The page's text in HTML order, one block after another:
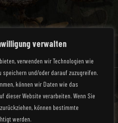
verwalten
verwenden wir Technologien wie
speichern und/oder darauf zuzugreifen.
können wir Daten wie das
dieser Website verarbeiten. Wenn Sie
können bestimmte
werden.
| All Rights Reserved
Versandarten